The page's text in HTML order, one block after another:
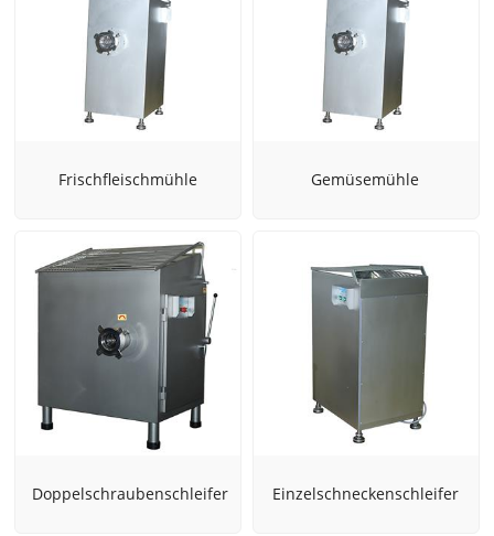
Frischfleischmühle Gemüsemühle
Doppelschraubenschleifer Einzelschneckenschleifer